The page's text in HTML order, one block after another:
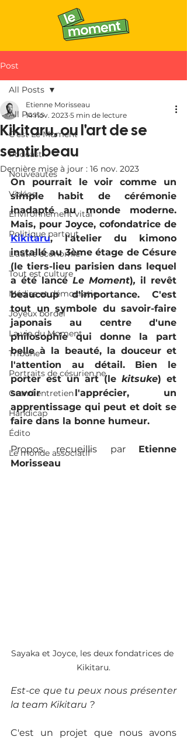
Post
All Posts
C'est Le Moment
Podcast
Nouveautés
Vidéos
Environnement vital
Politique partout
L'autre économie
Tout est culture
Médias et démocratie
Joyeux bordel
La vie du Moment
Tribune
Portraits de césurien.ne
Grand entretien
Handicap
Édito
Le monde associatif
All Posts
Kikitaru, ou l'art de se
sentir beau
Etienne Morisseau
14 nov. 2023 5 min de lecture
Dernière mise à jour : 16 nov. 2023
On pourrait le voir comme un
simple habit de cérémonie
inadapté au monde moderne.
Kikitaru, l'atelier du kimono
installé au 3ème étage de Césure
(le tiers-lieu parisien dans lequel
a été lancé Le Moment), il revêt
beaucoup d'importance. C'est
tout un symbole du savoir-faire
japonais au centre d'une
philosophie qui donne la part
belle à la beauté, la douceur et
l'attention au détail. Bien le
porter est un art (le kitsuke) et
savoir l'apprécier, un
apprentissage qui peut et doit se
faire dans la bonne humeur.
Propos recueillis par Etienne
Morisseau
Sayaka et Joyce, les deux fondatrices de
Kikitaru.
Est-ce que tu peux nous présenter
la team Kikitaru ?
C'est un projet que nous avons